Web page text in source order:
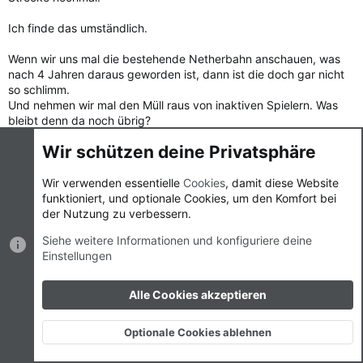
Ich finde das umständlich.
Wenn wir uns mal die bestehende Netherbahn anschauen, was
nach 4 Jahren daraus geworden ist, dann ist die doch gar nicht
so schlimm.
Und nehmen wir mal den Müll raus von inaktiven Spielern. Was
bleibt denn da noch übrig?
dort steige ich in die Bahn ein, die mich dahin führt wo ich hin
Warum sollte nicht jeder ein Gleis zum Hub haben ? Wie viele
aktive Spieler haben wir denn?!
Auf dem Plan von Kid sind schon 28 Tore eingezeichnet. Wenn
Karte ab.
Kommen wir dann nicht wieder annähernd an die gleiche Anzahl
Eines ist im Nether reichlich vorhanden. Platz!
Ich finde, dass man die neue Welt wachsen lassen soll, damit es
natürlich aussieht. Ich finde die individuelle Gestaltung der
Oben Unten
Wir schützen deine Privatsphäre
Wir verwenden essentielle Cookies, damit diese Website
funktioniert, und optionale Cookies, um den Komfort bei
der Nutzung zu verbessern.
Siehe weitere Informationen und konfiguriere deine
Einstellungen
Alle Cookies akzeptieren
Optionale Cookies ablehnen